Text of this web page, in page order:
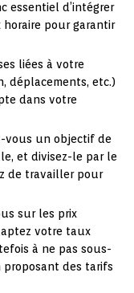
essentiel d’intégrer
pour garantir
liées à votre
déplacements, etc.)
dans votre
vous un objectif de
et divisez-le par le
de travailler pour
sur les prix
votre taux
à ne pas sous-
des tarifs